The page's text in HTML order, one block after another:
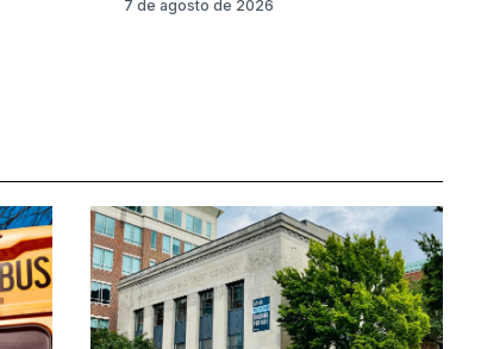
7 de agosto de 2026